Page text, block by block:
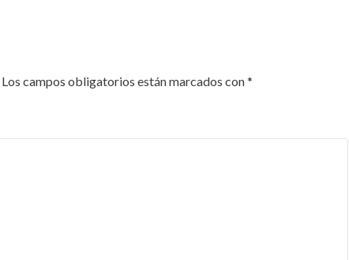
Los campos obligatorios están marcados con*